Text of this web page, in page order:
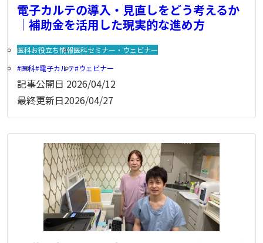
電子カルテの導入・見直しをどう考えるか
｜補助金を活用した現実的な進め方
医科お役立ち情報医科セミナー・ウェビナー
医科 電子カルテ ウェビナー
記事公開日 2026/04/12
最終更新日2026/04/27